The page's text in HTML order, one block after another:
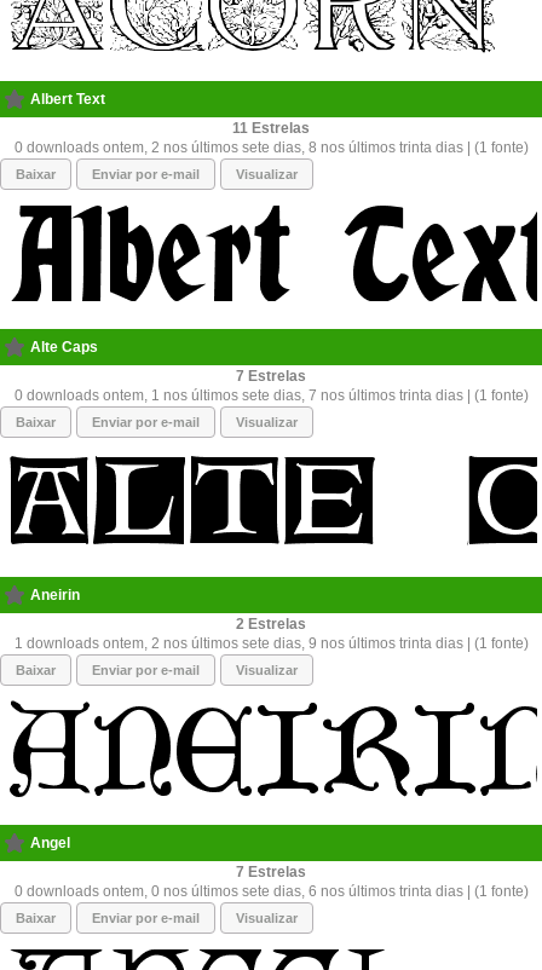
Albert Text
11
0 downloads ontem, 2 nos últimos sete dias, 8 nos últimos trinta dias | (1 fonte)
Baixar Enviar por e-mail Visualizar
Alte Caps
7
0 downloads ontem, 1 nos últimos sete dias, 7 nos últimos trinta dias | (1 fonte)
Baixar Enviar por e-mail Visualizar
Aneirin
2
1 downloads ontem, 2 nos últimos sete dias, 9 nos últimos trinta dias | (1 fonte)
Baixar Enviar por e-mail Visualizar
Angel
7
0 downloads ontem, 0 nos últimos sete dias, 6 nos últimos trinta dias | (1 fonte)
Baixar Enviar por e-mail Visualizar